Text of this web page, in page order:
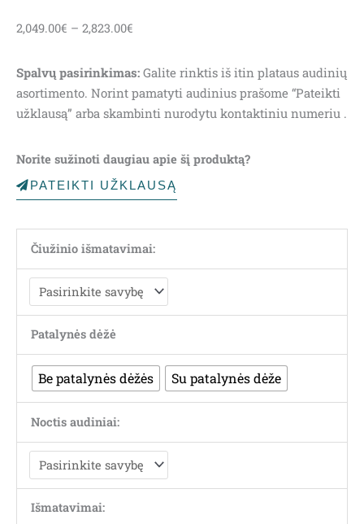
2,049.00€ – 2,823.00€
through
2,823.00€
Spalvų pasirinkimas: Galite rinktis iš itin plataus audinių
asortimento. Norint pamatyti audinius prašome “Pateikti
užklausą” arba skambinti nurodytu kontaktiniu numeriu .
Norite sužinoti daugiau apie šį produktą?
PATEIKTI UŽKLAUSĄ
Čiužinio išmatavimai:
Patalynės dėžė
Be patalynės dėžės Su patalynės dėže
Noctis audiniai:
Išmatavimai: